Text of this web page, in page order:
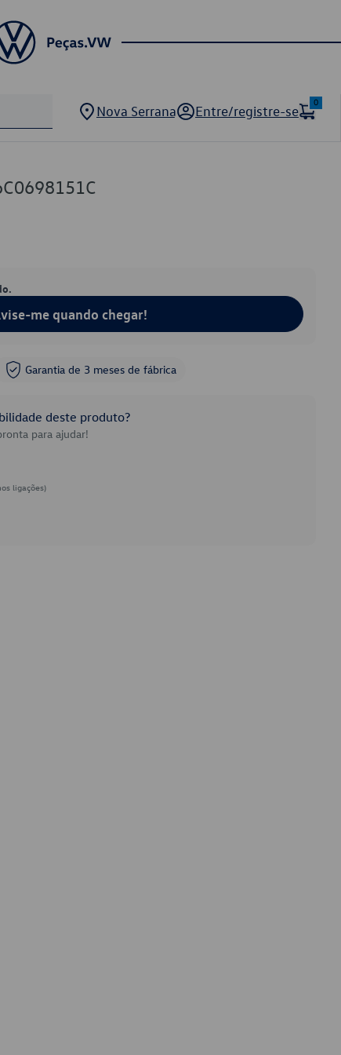
Nova Serrana Entre/registre-se
0
me quando chegar!
Garantia de 3 meses de fábrica
deste produto?
para ajudar!
ligações)